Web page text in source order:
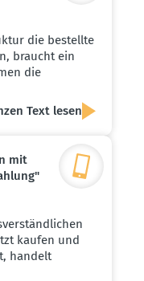
die bestellte
braucht ein
die
Text lesen
mit
kaufen und
handelt